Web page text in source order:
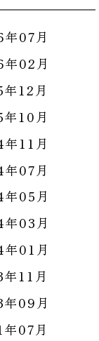
07月
02月
12月
10月
11月
07月
05月
03月
01月
11月
09月
07月